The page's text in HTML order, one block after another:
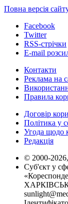
Повна версія
Facebook
Twitter
RSS-стрічки
E-mail
Контакти
Реклама на
Правила
Договір
Політика у
Угода щодо
Редакція
© 2000-
Суб'єкт у